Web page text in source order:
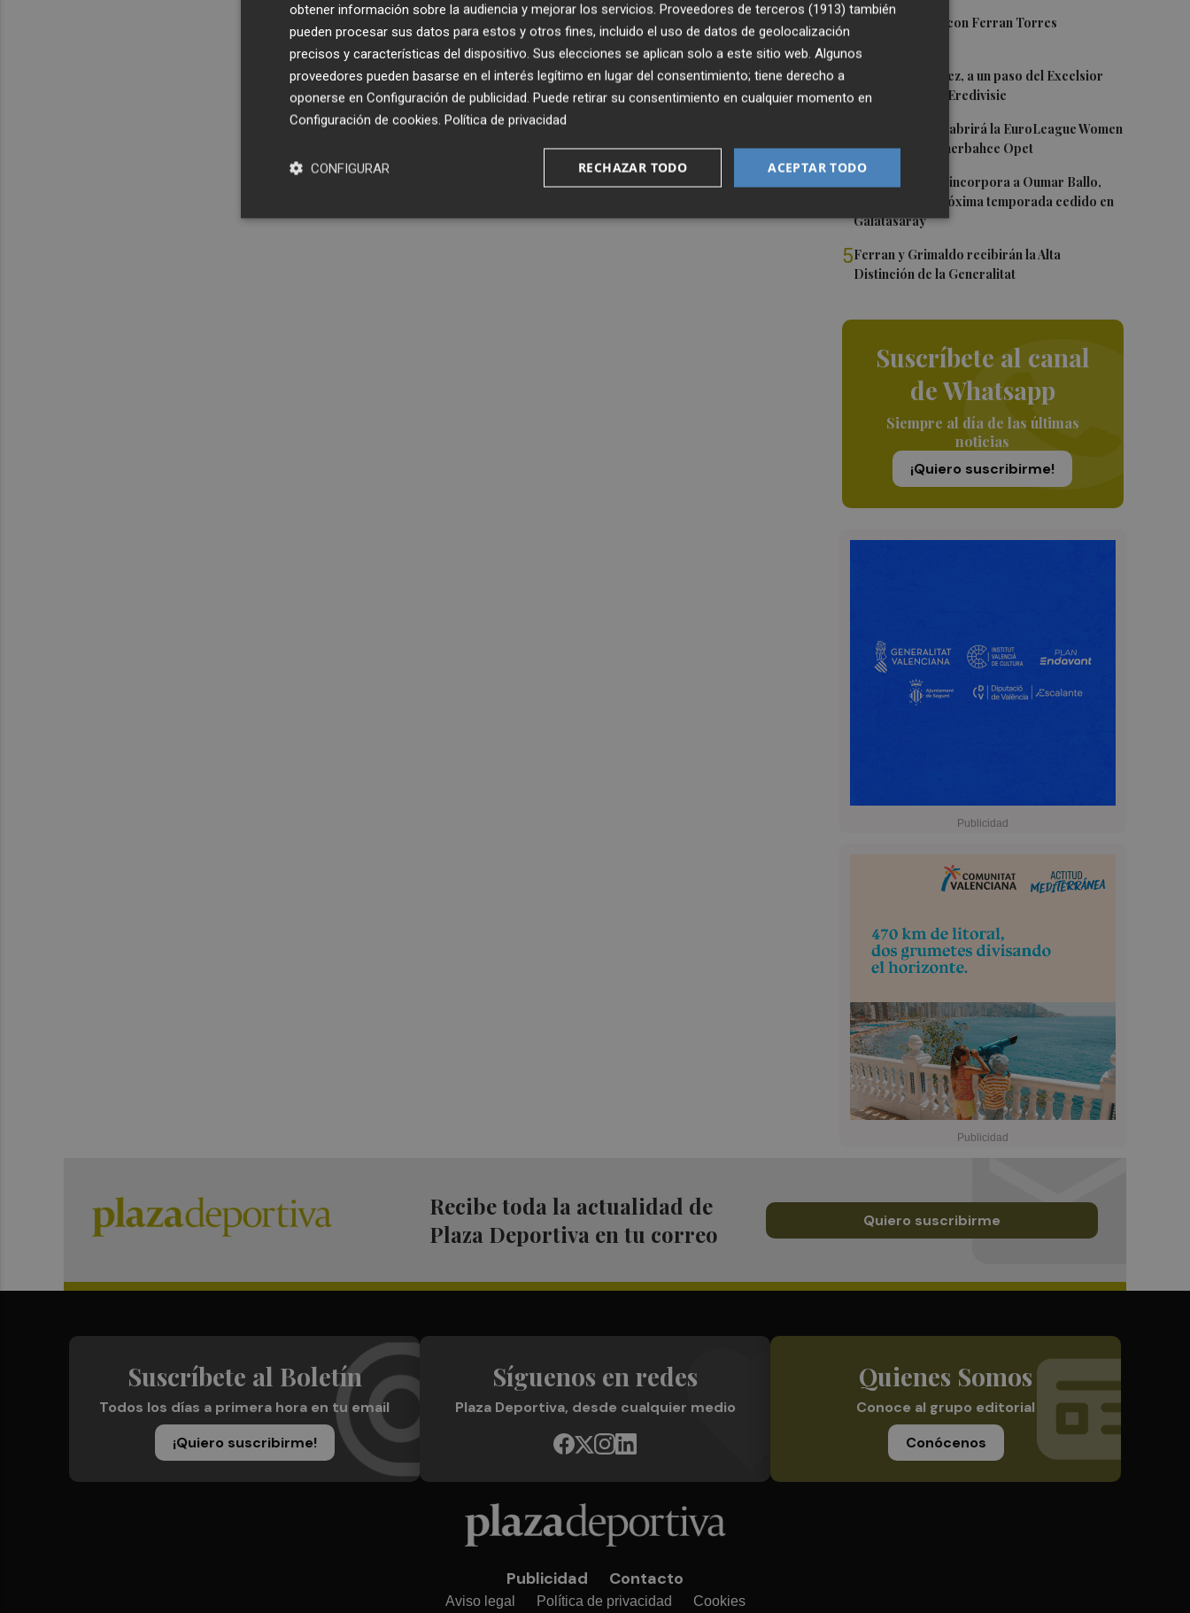
1
Foios se vuelca con Ferran Torres
2
Mario Domínguez, a un paso del Excelsior
Róterdam de la Eredivisie
Valencia Basket abrirá la EuroLeague Women
en casa ante Fenerbahce Opet
4 Valencia Basket incorpora a Oumar Ballo,
que jugará la próxima temporada cedido en
Galatasaray
5Ferran y Grimaldo recibirán la Alta
Distinción de la Generalitat
Suscríbete al canal
de Whatsapp
Siempre al día de las últimas
noticias
¡Quiero suscribirme!
Recibe toda la actualidad de
Plaza Deportiva en tu correo
Quiero suscribirme
Suscríbete al Boletín
Todos los días a primera hora en tu email
¡Quiero suscribirme!
Síguenos en redes
Plaza Deportiva, desde cualquier medio
Quienes Somos
Conoce al grupo editorial
Conócenos
Publicidad Contacto
Aviso legal Política de privacidad Cookies
obtener información sobre la audiencia y mejorar los servicios. Proveedores de terceros (1913) también
pueden procesar sus datos para estos y otros fines, incluido el uso de datos de geolocalización
precisos y características del dispositivo. Sus elecciones se aplican solo a este sitio web. Algunos
proveedores pueden basarse en el interés legítimo en lugar del consentimiento; tiene derecho a
oponerse en Configuración de publicidad. Puede retirar su consentimiento en cualquier momento en
Configuración de cookies. Política de privacidad
ACEPTAR TODO
RECHAZAR TODO
CONFIGURAR